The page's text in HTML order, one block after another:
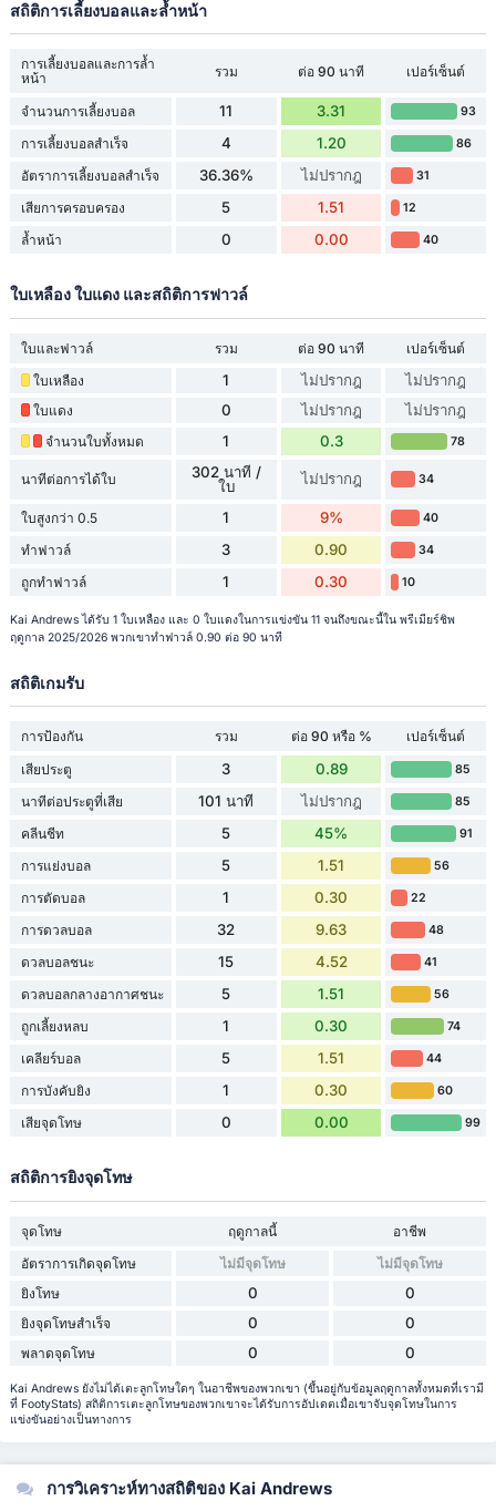
สถิติการเลี้ยงบอลและล้ำหน้า
การเลี้ยงบอลและการล้ำ
หน้า
รวม ต่อ 90 นาที เปอร์เซ็นต์
จำนวนการเลี้ยงบอล 11 3.31 93
การเลี้ยงบอลสำเร็จ 4 1.20 86
อัตราการเลี้ยงบอลสำเร็จ 36.36% ไม่ปรากฎ 31
เสียการครอบครอง 5 1.51 12
ล้ำหน้า 0 0.00 40
ใบเหลือง ใบแดง และสถิติการฟาวล์
ใบและฟาวล์ รวม ต่อ 90 นาที
เปอร์เซ็นต์
ใบเหลือง
1 ไม่ปรากฎ ไม่ปรากฎ
ใบแดง 0 ไม่ปรากฎ ไม่ปรากฎ
จำนวนใบทั้งหมด 1 0.3 78
นาทีต่อการได้ใบ
302 นาที /
ใบ
ไม่ปรากฎ 34
ใบสูงกว่า 0.5 1 9% 40
ทำฟาวล์ 3 0.90 34
ถูกทำฟาวล์ 1 0.30 10
Kai Andrews ได้รับ 1 ใบเหลือง และ 0 ใบแดงในการแข่งขัน 11 จนถึงขณะนี้ใน พรีเมียร์ชิพ
ฤดูกาล 2025/2026 พวกเขาทำฟาวล์ 0.90 ต่อ 90 นาที
สถิติเกมรับ
การป้องกัน รวม ต่อ 90 หรือ %
เปอร์เซ็นต์
เสียประตู
3 0.89 85
นาทีต่อประตูที่เสีย 101 นาที ไม่ปรากฎ 85
คลีนชีท 5 45% 91
การแย่งบอล 5 1.51 56
การตัดบอล 1 0.30 22
การดวลบอล 32 9.63 48
ดวลบอลชนะ 15 4.52 41
ดวลบอลกลางอากาศชนะ 5 1.51 56
ถูกเลี้ยงหลบ 1 0.30 74
เคลียร์บอล 5 1.51 44
การบังคับยิง 1 0.30 60
เสียจุดโทษ 0 0.00 99
สถิติการยิงจุดโทษ
จุดโทษ ฤดูกาลนี้
อาชีพ
อัตราการเกิดจุดโทษ
ไม่มีจุดโทษ
ไม่มีจุดโทษ
ยิงโทษ
0 0
ยิงจุดโทษสำเร็จ 0 0
พลาดจุดโทษ 0 0
Kai Andrews ยังไม่ได้เตะลูกโทษใดๆ ในอาชีพของพวกเขา (ขึ้นอยู่กับข้อมูลฤดูกาลทั้งหมดที่เรามี
ที่ FootyStats) สถิติการเตะลูกโทษของพวกเขาจะได้รับการอัปเดตเมื่อเขาจับจุดโทษในการ
แข่งขันอย่างเป็นทางการ
การวิเคราะห์ทางสถิติของ Kai Andrews